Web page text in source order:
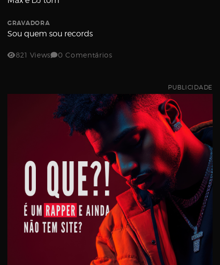
GRAVADORA
Sou quem sou records
821 Views 0 Comentários
PUBLICIDADE